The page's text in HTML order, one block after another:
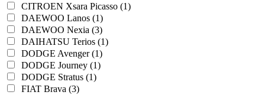
CITROEN Xsara Picasso (1)
DAEWOO Lanos (1)
DAEWOO Nexia (3)
DAIHATSU Terios (1)
DODGE Avenger (1)
DODGE Journey (1)
DODGE Stratus (1)
FIAT Brava (3)